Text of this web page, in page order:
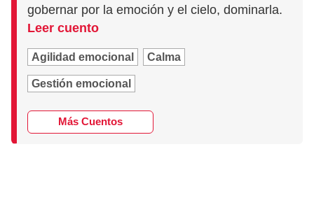
gobernar por la emoción y el cielo, dominarla.
Leer cuento
Agilidad emocional Calma
Gestión emocional
Más Cuentos